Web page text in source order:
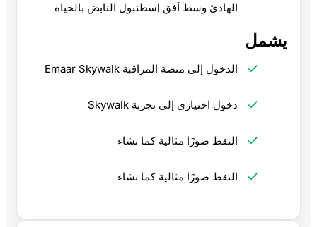
الهادئ وسط أفق إسطنبول النابض بالحياة
يشمل
الدخول إلى منصة المراقبة Emaar Skywalk
دخول اختياري إلى تجربة Skywalk
التقط صورًا مثالية كما تشاء
التقط صورًا مثالية كما تشاء